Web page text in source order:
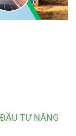
TƯ NĂNG